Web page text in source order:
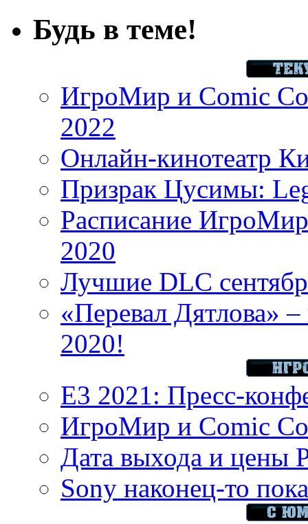
Будь в теме!
ИгроМир и Comic
2022
Онлайн-кинотеатр
Призрак Цусимы:
Расписание
2020
Лучшие DLC
«Перевал Дятлова»
2020!
E3 2021: Пресс-
ИгроМир и Comic
Дата выхода и цены
Sony наконец-то